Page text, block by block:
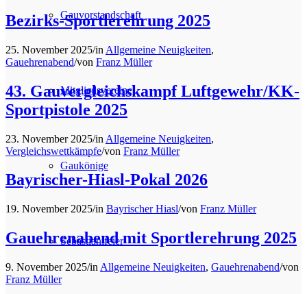
Gauvorstandschaft
Mitgliedsvereine
Gaukönige
Sebastianifeier
Bezirks-Sportlerehrung 2025
25. November 2025/in Allgemeine Neuigkeiten,
Gauehrenabend/von Franz Müller
43. Gauvergleichskampf Luftgewehr/KK-
Sportpistole 2025
23. November 2025/in Allgemeine Neuigkeiten,
Vergleichswettkämpfe/von Franz Müller
Bayrischer-Hiasl-Pokal 2026
19. November 2025/in Bayrischer Hiasl/von Franz Müller
Gauehrenabend mit Sportlerehrung 2025
9. November 2025/in Allgemeine Neuigkeiten, Gauehrenabend/von
Franz Müller